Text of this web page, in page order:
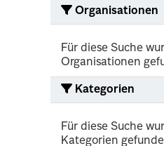
Organisationen
Für diese Suche
Organisationen
Kategorien
Für diese Suche
Kategorien